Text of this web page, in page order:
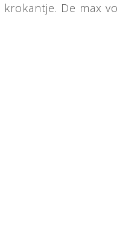
krokantje. De max